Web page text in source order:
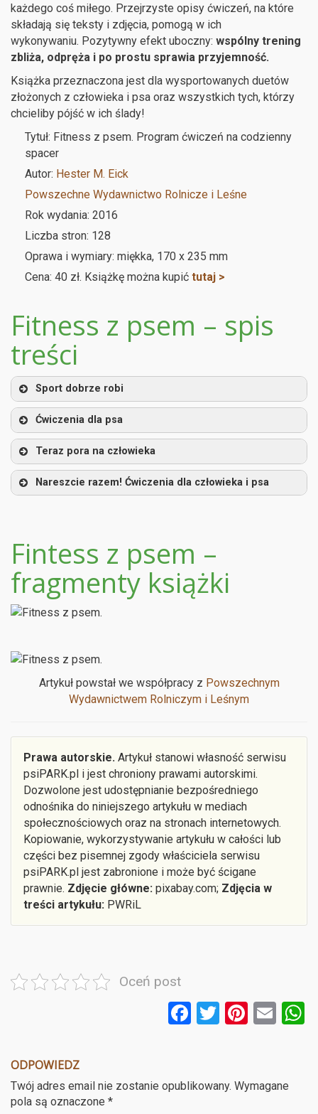
każdego coś miłego. Przejrzyste opisy ćwiczeń, na które
składają się teksty i zdjęcia, pomogą w ich
wykonywaniu. Pozytywny efekt uboczny: wspólny trening
zbliża, odpręża i po prostu sprawia przyjemność.
Książka przeznaczona jest dla wysportowanych duetów
złożonych z człowieka i psa oraz wszystkich tych, którzy
chcieliby pójść w ich ślady!
Tytuł: Fitness z psem. Program ćwiczeń na codzienny
spacer
Autor: Hester M. Eick
Powszechne Wydawnictwo Rolnicze i Leśne
Rok wydania: 2016
Liczba stron: 128
Oprawa i wymiary: miękka, 170 x 235 mm
Cena: 40 zł. Książkę można kupić tutaj >
Fitness z psem – spis
treści
Sport dobrze robi
Ćwiczenia dla psa
Teraz pora na człowieka
Nareszcie razem! Ćwiczenia dla człowieka i psa
Fintess z psem –
fragmenty książki
Artykuł powstał we współpracy z Powszechnym
Wydawnictwem Rolniczym i Leśnym
Prawa autorskie. Artykuł stanowi własność serwisu
psiPARK.pl i jest chroniony prawami autorskimi.
Dozwolone jest udostępnianie bezpośredniego
odnośnika do niniejszego artykułu w mediach
społecznościowych oraz na stronach internetowych.
Kopiowanie, wykorzystywanie artykułu w całości lub
części bez pisemnej zgody właściciela serwisu
psiPARK.pl jest zabronione i może być ścigane
prawnie. Zdjęcie główne: pixabay.com; Zdjęcia w
treści artykułu: PWRiL
Oceń post
F
b
T
er
Pi
es
E
ODPOWIEDZ
Twój adres email nie zostanie opublikowany. Wymagane
pola są oznaczone *